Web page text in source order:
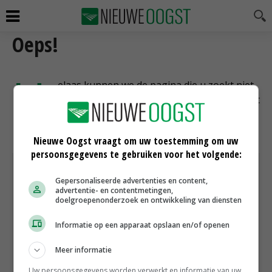
Oeps!
H
elaas kunnen we de pagina die u zoekt niet
vinden. Dit kan komen doordat de pagina niet
meer bestaat, of doordat een typefout is
Nieuwe Oogst vraagt om uw toestemming om uw
persoonsgegevens te gebruiken voor het volgende:
Gepersonaliseerde advertenties en content,
advertentie- en contentmetingen,
doelgroepenonderzoek en ontwikkeling van diensten
Informatie op een apparaat opslaan en/of openen
Meer informatie